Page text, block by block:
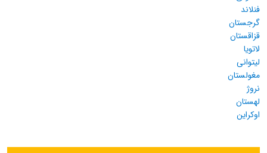
فنلاند
گرجستان
قزاقستان
لاتویا
لیتوانی
مغولستان
نروژ
لهستان
اوکراین